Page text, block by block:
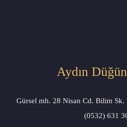
Aydın
Gürsel mh. 28 Nisan Cd. Bilim Sk.
(0532) 631